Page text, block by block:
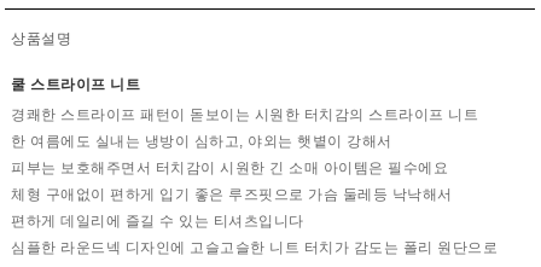
상품설명
쿨 스트라이프 니트
경쾌한 스트라이프 패턴이 돋보이는 시원한 터치감의 스트라이프 니트
한 여름에도 실내는 냉방이 심하고, 야외는 햇볕이 강해서
피부는 보호해주면서 터치감이 시원한 긴 소매 아이템은 필수에요
체형 구애없이 편하게 입기 좋은 루즈핏으로 가슴 둘레등 낙낙해서
편하게 데일리에 즐길 수 있는 티셔츠입니다
심플한 라운드넥 디자인에 고슬고슬한 니트 터치가 감도는 폴리 원단으로